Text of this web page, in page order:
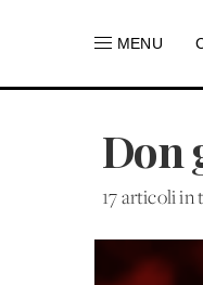
MENU
Don
17 articoli in